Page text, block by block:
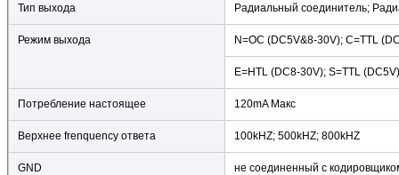
Тип выхода Радиальный соединитель;
Режим выхода N=OC (DC5V&8-30V); C=TTL
E=HTL (DC8-30V); S=TTL
Потребление настоящее 120mA Макс
Верхнее frenquency ответа 100kHZ; 500kHZ; 800kHZ
GND не соединенный с